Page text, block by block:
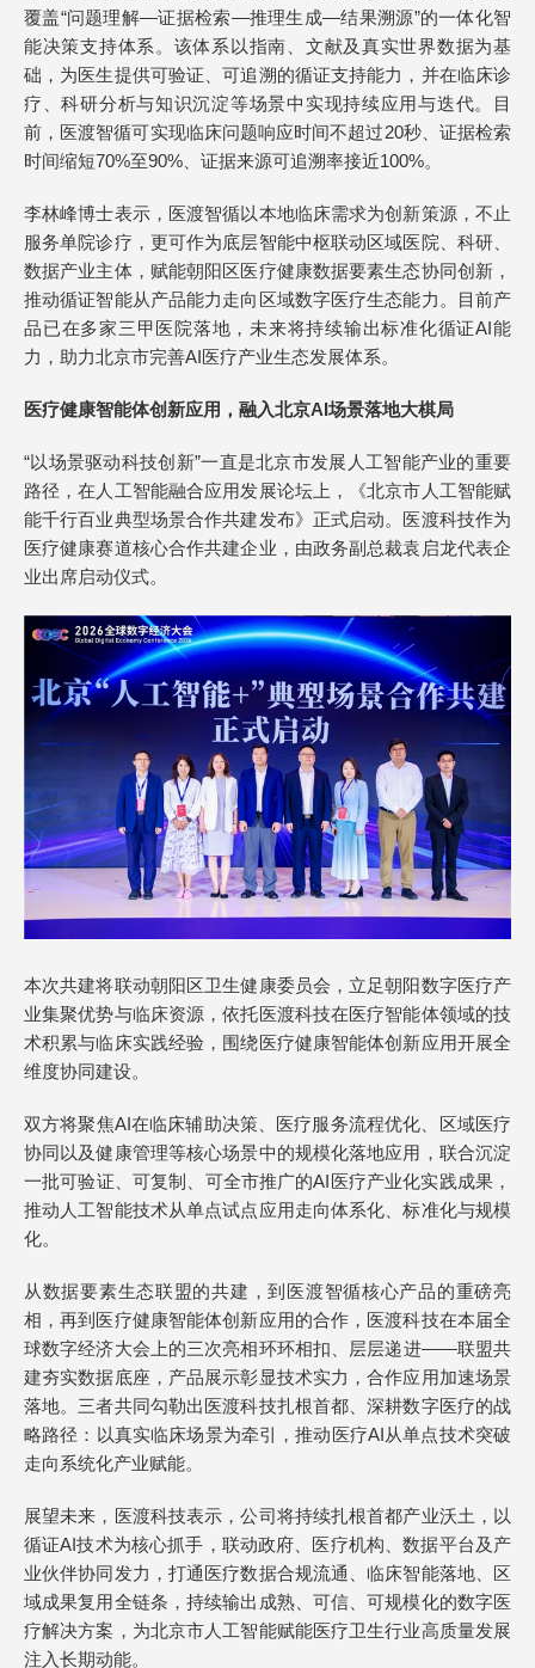
覆盖“问题理解—证据检索—推理生成—结果溯源”的一体化智
能决策支持体系。该体系以指南、文献及真实世界数据为基
础，为医生提供可验证、可追溯的循证支持能力，并在临床诊
疗、科研分析与知识沉淀等场景中实现持续应用与迭代。目
前，医渡智循可实现临床问题响应时间不超过20秒、证据检索
时间缩短70%至90%、证据来源可追溯率接近100%。
李林峰博士表示，医渡智循以本地临床需求为创新策源，不止
服务单院诊疗，更可作为底层智能中枢联动区域医院、科研、
数据产业主体，赋能朝阳区医疗健康数据要素生态协同创新，
推动循证智能从产品能力走向区域数字医疗生态能力。目前产
品已在多家三甲医院落地，未来将持续输出标准化循证AI能
力，助力北京市完善AI医疗产业生态发展体系。
医疗健康智能体创新应用，融入北京AI场景落地大棋局
“以场景驱动科技创新”一直是北京市发展人工智能产业的重要
路径，在人工智能融合应用发展论坛上，《北京市人工智能赋
能千行百业典型场景合作共建发布》正式启动。医渡科技作为
医疗健康赛道核心合作共建企业，由政务副总裁袁启龙代表企
业出席启动仪式。
本次共建将联动朝阳区卫生健康委员会，立足朝阳数字医疗产
业集聚优势与临床资源，依托医渡科技在医疗智能体领域的技
术积累与临床实践经验，围绕医疗健康智能体创新应用开展全
维度协同建设。
双方将聚焦AI在临床辅助决策、医疗服务流程优化、区域医疗
协同以及健康管理等核心场景中的规模化落地应用，联合沉淀
一批可验证、可复制、可全市推广的AI医疗产业化实践成果，
推动人工智能技术从单点试点应用走向体系化、标准化与规模
化。
从数据要素生态联盟的共建，到医渡智循核心产品的重磅亮
相，再到医疗健康智能体创新应用的合作，医渡科技在本届全
球数字经济大会上的三次亮相环环相扣、层层递进——联盟共
建夯实数据底座，产品展示彰显技术实力，合作应用加速场景
落地。三者共同勾勒出医渡科技扎根首都、深耕数字医疗的战
略路径：以真实临床场景为牵引，推动医疗AI从单点技术突破
走向系统化产业赋能。
展望未来，医渡科技表示，公司将持续扎根首都产业沃土，以
循证AI技术为核心抓手，联动政府、医疗机构、数据平台及产
业伙伴协同发力，打通医疗数据合规流通、临床智能落地、区
域成果复用全链条，持续输出成熟、可信、可规模化的数字医
疗解决方案，为北京市人工智能赋能医疗卫生行业高质量发展
注入长期动能。